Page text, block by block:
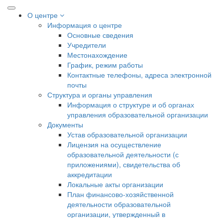
О центре
Информация о центре
Основные сведения
Учредители
Местонахождение
График, режим работы
Контактные телефоны, адреса электронной
почты
Структура и органы управления
Информация о структуре и об органах
управления образовательной организации
Документы
Устав образовательной организации
Лицензия на осуществление
образовательной деятельности (с
приложениями), свидетельства об
аккредитации
Локальные акты организации
План финансово-хозяйственной
деятельности образовательной
организации, утвержденный в